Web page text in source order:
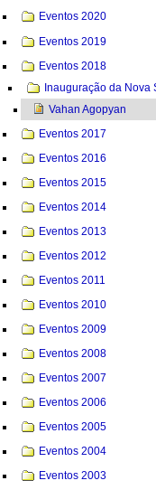
Eventos 2020
Eventos 2019
Eventos 2018
Inauguração da Nova
Vahan Agopyan
Eventos 2017
Eventos 2016
Eventos 2015
Eventos 2014
Eventos 2013
Eventos 2012
Eventos 2011
Eventos 2010
Eventos 2009
Eventos 2008
Eventos 2007
Eventos 2006
Eventos 2005
Eventos 2004
Eventos 2003